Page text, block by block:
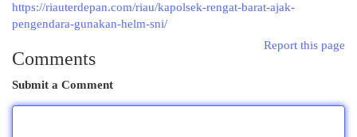
https://riauterdepan.com/riau/kapolsek-rengat-barat-ajak-
pengendara-gunakan-helm-sni/
Report this page
Comments
Submit a Comment